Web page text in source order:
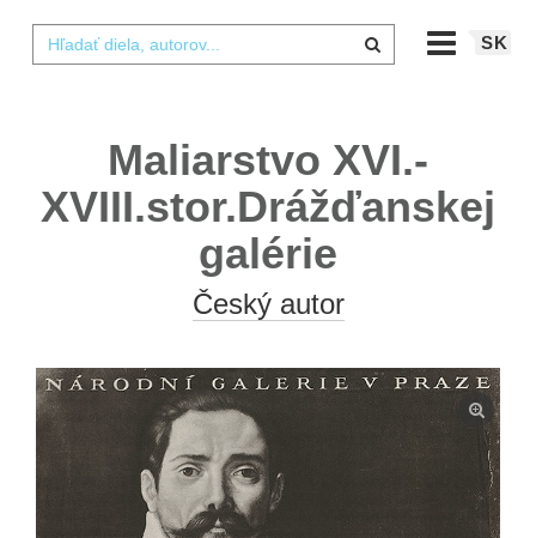
SK
Maliarstvo XVI.-
XVIII.stor.Drážďanskej
galérie
Český autor